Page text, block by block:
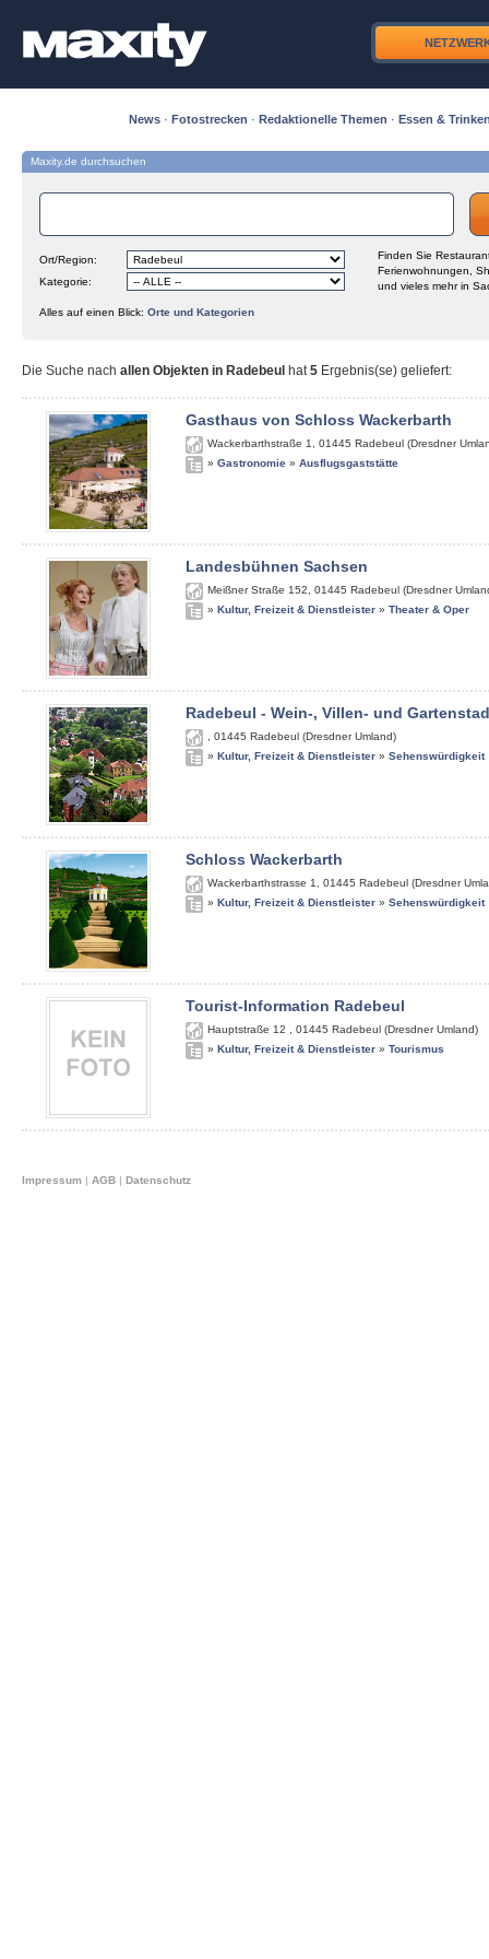
News · Fotostrecken · Redaktionelle Themen · Essen &
Maxity.de durchsuchen
Ort/Region:
Kategorie:
Finden Sie
Ferienwohnungen,
und vieles mehr in
Alles auf einen Blick: Orte und Kategorien
Die Suche nach allen Objekten in Radebeul hat5 Ergebnis(se) geliefert:
Gasthaus von Schloss Wackerbarth
Wackerbarthstraße 1 01445 Radebeul (Dresdner
» Gastronomie » Ausflugsgaststätte
Landesbühnen Sachsen
Meißner Straße 152 01445 Radebeul (Dresdner
» Kultur, Freizeit & Dienstleister » Theater & Oper
Radebeul - Wein-, Villen- und
01445 Radebeul (Dresdner Umland)
» Kultur, Freizeit & Dienstleister » Sehenswürdigkeit
Schloss Wackerbarth
Wackerbarthstrasse 1 01445 Radebeul (Dresdner
» Kultur, Freizeit & Dienstleister » Sehenswürdigkeit
Tourist-Information Radebeul
Hauptstraße 12 01445 Radebeul (Dresdner Umland)
» Kultur, Freizeit & Dienstleister » Tourismus
Impressum | AGB | Datenschutz